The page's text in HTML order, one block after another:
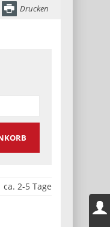
Drucken
ca. 2-5 Tage